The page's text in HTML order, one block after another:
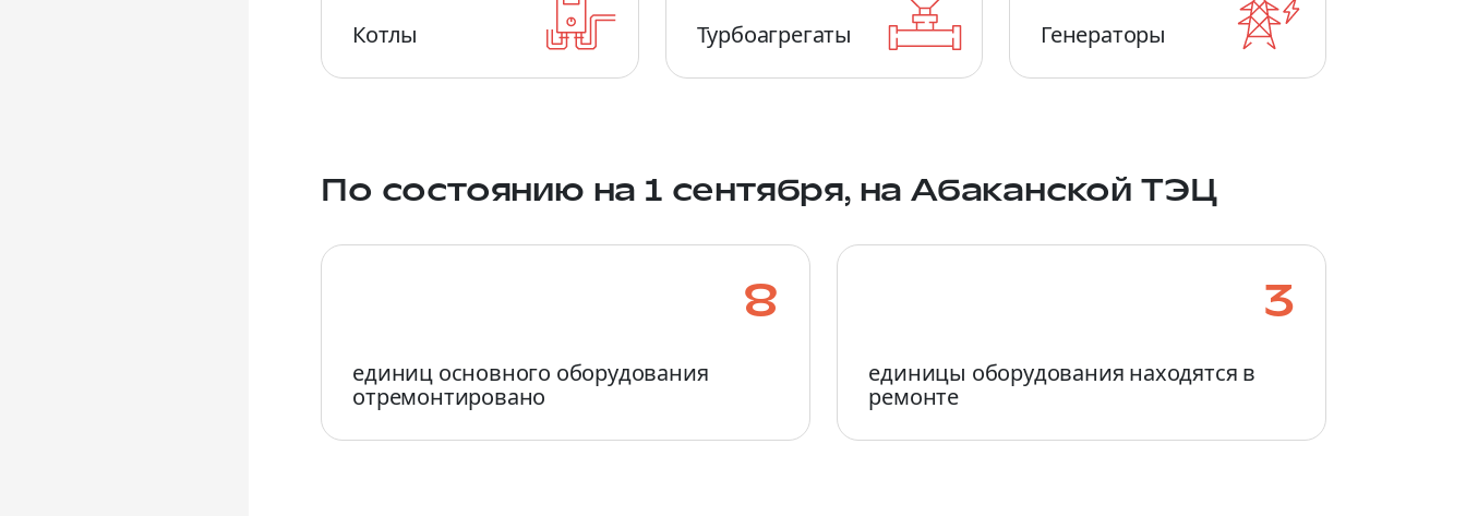
Котлы Турбоагрегаты Генераторы
По состоянию на 1 сентября, на Абаканской ТЭЦ
8
единиц основного оборудования
отремонтировано
3
единицы оборудования находятся в
ремонте